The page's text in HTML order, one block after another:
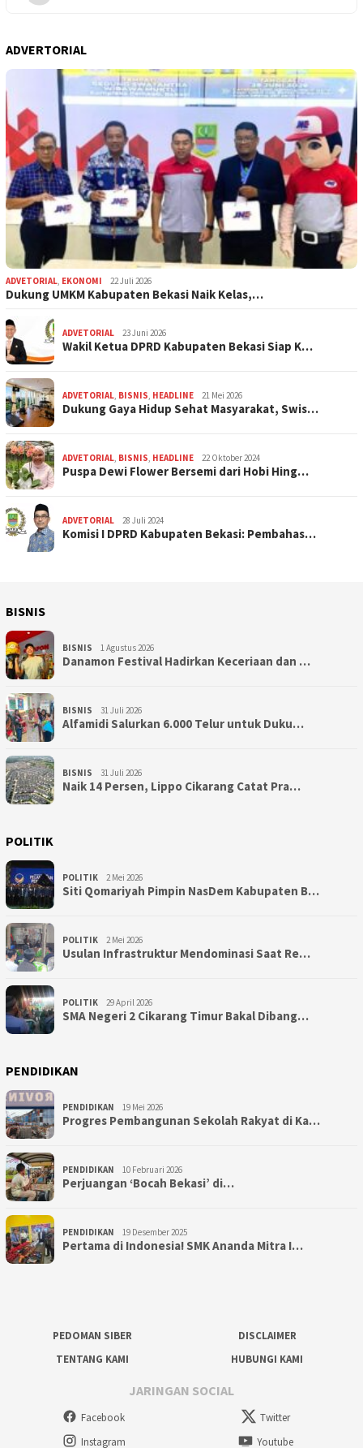
ADVERTORIAL
ADVETORIAL, EKONOMI 22 Juli 2026
Dukung UMKM Kabupaten Bekasi Naik Kelas,…
ADVETORIAL 23 Juni 2026
Wakil Ketua DPRD Kabupaten Bekasi Siap K…
ADVETORIAL, BISNIS, HEADLINE 21 Mei 2026
Dukung Gaya Hidup Sehat Masyarakat, Swis…
ADVETORIAL, BISNIS, HEADLINE 22 Oktober 2024
Puspa Dewi Flower Bersemi dari Hobi Hing…
ADVETORIAL 28 Juli 2024
Komisi I DPRD Kabupaten Bekasi: Pembahas…
BISNIS
BISNIS 1 Agustus 2026
Danamon Festival Hadirkan Keceriaan dan …
BISNIS 31 Juli 2026
Alfamidi Salurkan 6.000 Telur untuk Duku…
BISNIS 31 Juli 2026
Naik 14 Persen, Lippo Cikarang Catat Pra…
POLITIK
POLITIK 2 Mei 2026
Siti Qomariyah Pimpin NasDem Kabupaten B…
POLITIK 2 Mei 2026
Usulan Infrastruktur Mendominasi Saat Re…
POLITIK 29 April 2026
SMA Negeri 2 Cikarang Timur Bakal Dibang…
PENDIDIKAN
PENDIDIKAN 19 Mei 2026
Progres Pembangunan Sekolah Rakyat di Ka…
PENDIDIKAN 10 Februari 2026
Perjuangan ‘Bocah Bekasi’ di…
PENDIDIKAN 19 Desember 2025
Pertama di Indonesia! SMK Ananda Mitra I…
PEDOMAN SIBER
DISCLAIMER
TENTANG KAMI
HUBUNGI KAMI
JARINGAN SOCIAL
Facebook
Twitter
Instagram
Youtube